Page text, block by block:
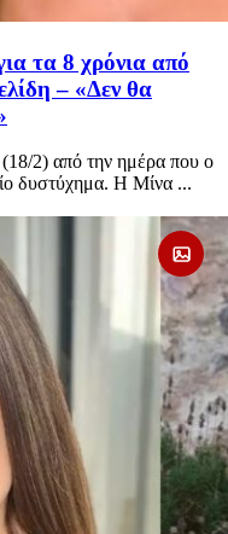
τα 8 χρόνια από
– «Δεν θα
2) από την ημέρα που o
δυστύχημα. Η Μίνα ...